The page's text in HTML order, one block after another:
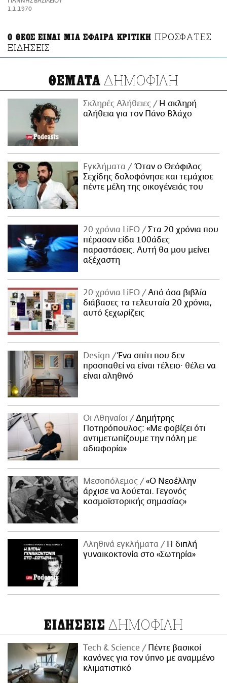
ΑΜΠΑ
1.1.1970
Ο ΘΕΟΣ ΕΙΝΑΙ ΜΙΑ ΣΦΑΙΡΑ ΚΡΙΤΙΚΗ ΠΡΟΣΦΑΤΕΣ
ΕΙΔΗΣΕΙΣ
ΘΕΜΑΤΑ ΔΗΜΟΦΙΛΗ
Σκληρές Αλήθειες
H σκληρή
αλήθεια για τον Πάνο Βλάχο
Εγκλήματα
Όταν ο Θεόφιλος
Σεχίδης δολοφόνησε και τεμάχισε
πέντε μέλη της οικογένειάς του
20 χρόνια LiFO
Στα 20 χρόνια που
πέρασαν είδα 100άδες
παραστάσεις. Αυτή θα μου μείνει
αξέχαστη
20 χρόνια LiFO
Από όσα βιβλία
διάβασες τα τελευταία 20 χρόνια,
αυτό ξεχωρίζεις
Design
Ένα σπίτι που δεν
προσπαθεί να είναι τέλειο· θέλει να
είναι αληθινό
Οι Αθηναίοι
Δημήτρης
Ποτηρόπουλος: «Με φοβίζει ότι
αντιμετωπίζουμε την πόλη με
αδιαφορία»
Μεσοπόλεμος
«Ο Νεοέλλην
άρχισε να λούεται. Γεγονός
κοσμοϊστορικής σημασίας»
Αληθινά εγκλήματα
Η διπλή
γυναικοκτονία στο «Σωτηρία»
ΕΙΔΗΣΕΙΣ ΔΗΜΟΦΙΛΗ
Τech & Science
Πέντε βασικοί
κανόνες για τον ύπνο με αναμμένο
κλιματιστικό